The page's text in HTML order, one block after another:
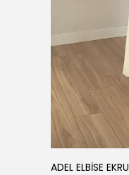
ADEL ELBİSE EKRU